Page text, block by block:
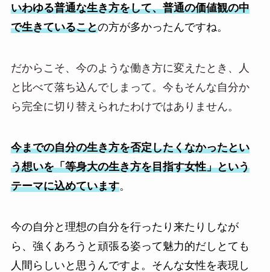
いわゆる普通な生き方をして、普通の価値観の中
で生きていることの方が多かったんですね。
だからこそ、今のような働き方に変えたとき、人
と比べて落ち込んでしまって。今もそんな自分か
ら完全に切り替えられたわけではありません。
今までの自分の生き方を否定したくなかったとい
う想いを「等身大の生き方を目指す女性」という
テーマに込めています。
今の自分と理想の自分を行ったり来たりしなが
ら、強くあろうと頑張る姿って魅力的だしとても
人間らしいと思うんですよ。そんな女性を表現し